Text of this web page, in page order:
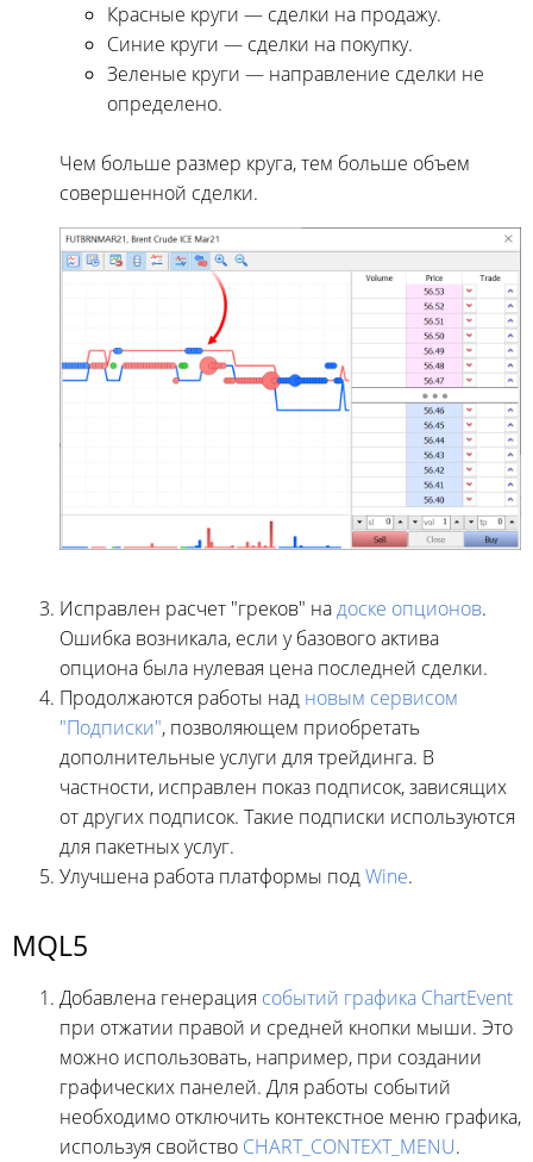
Красные круги — сделки на продажу.
Синие круги — сделки на покупку.
Зеленые круги — направление сделки не
определено.
Чем больше размер круга, тем больше объем
совершенной сделки.
Исправлен расчет "греков" надоске опционов.
Ошибка возникала, если у базового актива
опциона была нулевая цена последней сделки.
Продолжаются работы над новым сервисом
"Подписки", позволяющем приобретать
дополнительные услуги для трейдинга. В
частности, исправлен показ подписок, зависящих
от других подписок. Такие подписки используются
для пакетных услуг.
Улучшена работа платформы подWine.
MQL5
Добавлена генерация событий графика ChartEvent
при отжатии правой и средней кнопки мыши. Это
можно использовать, например, при создании
графических панелей. Для работы событий
необходимо отключить контекстное меню графика,
используя свойство CHART_CONTEXT_MENU.